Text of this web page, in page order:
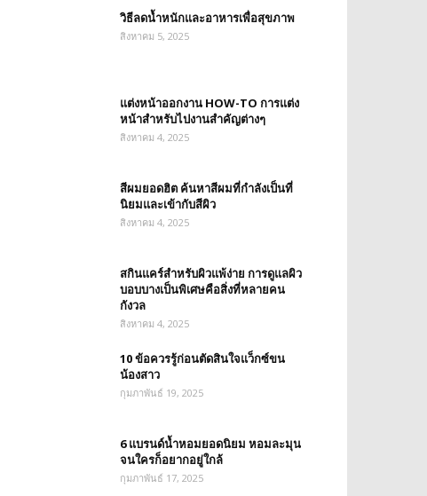
วิธีลดน้ำหนักและอาหารเพื่อสุขภาพ
สิงหาคม 5, 2025
แต่งหน้าออกงาน HOW-TO การแต่ง
หน้าสำหรับไปงานสำคัญต่างๆ
สิงหาคม 4, 2025
สีผมยอดฮิต ค้นหาสีผมที่กำลังเป็นที่
นิยมและเข้ากับสีผิว
สิงหาคม 4, 2025
สกินแคร์สำหรับผิวแพ้ง่าย การดูแลผิว
บอบบางเป็นพิเศษคือสิ่งที่หลายคน
กังวล
สิงหาคม 4, 2025
10 ข้อควรรู้ก่อนตัดสินใจแว็กซ์ขน
น้องสาว
กุมภาพันธ์ 19, 2025
6 แบรนด์น้ำหอมยอดนิยม หอมละมุน
จนใครก็อยากอยู่ใกล้
กุมภาพันธ์ 17, 2025